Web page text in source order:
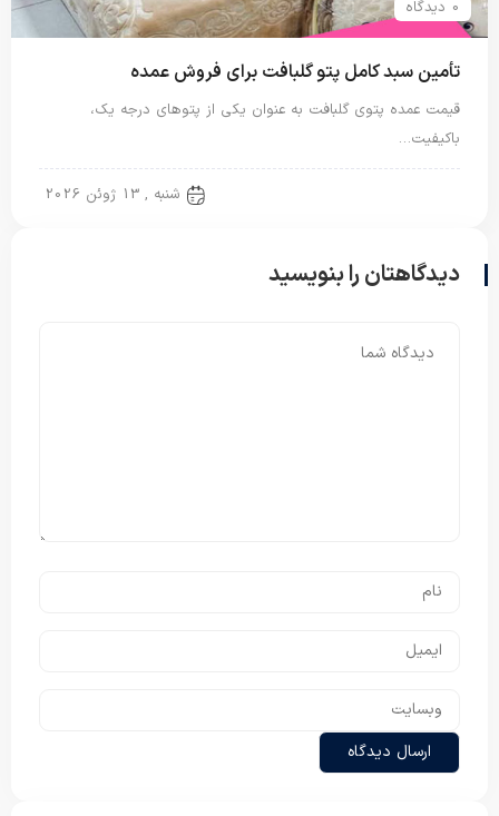
0 دیدگاه
تأمین سبد کامل پتو گلبافت برای فروش عمده
قیمت عمده پتوی گلبافت به عنوان یکی از پتوهای درجه یک،
باکیفیت…
شنبه , 13 ژوئن 2026
دیدگاهتان را بنویسید